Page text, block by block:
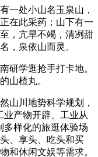
处小山名玉泉山，
在此采药；山下有一
，亢旱不竭，清冽甜
，泉依山而灵。
学逛抢手打卡地。
山楂丸。
川地势科学规划，
业产物开辟、工业从
多样化的旅逛体验场
、享头、吃头和买
和休闲文娱等需求。